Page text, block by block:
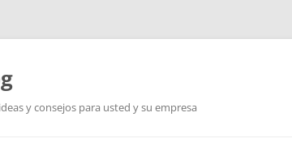
y consejos para usted y su empresa